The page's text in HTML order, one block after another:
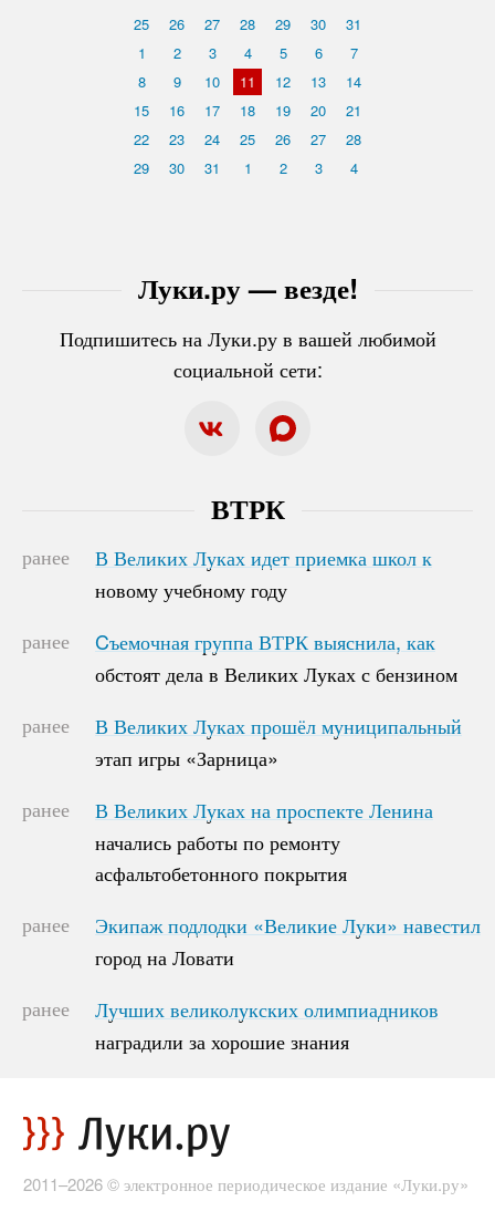
Луки.ру — везде!
Подпишитесь на Луки.ру в вашей любимой
социальной сети:
25 26 27 28 29 30
31
1
2 3 4 5 6
7
8
9 10 11 12 13
14
15
16 17 18 19 20
21
22
23 24 25 26 27
28
29
30 31 1 2 3 4
ВТРК
ранее
В Великих Луках идет приемка школ к
новому учебному году
В Великих Луках идет приемка школ к
новому учебному году
ранее
Cъемочная группа ВТРК выяснила, как
обстоят дела в Великих Луках с бензином
Cъемочная группа ВТРК выяснила, как
обстоят дела в Великих Луках с бензином
ранее
В Великих Луках прошёл муниципальный
этап игры «Зарница»
В Великих Луках прошёл муниципальный
этап игры «Зарница»
ранее
В Великих Луках на проспекте Ленина
начались работы по ремонту
асфальтобетонного покрытия
В Великих Луках на проспекте Ленина
начались работы по ремонту
асфальтобетонного покрытия
ранее
Экипаж подлодки «Великие Луки» навестил
город на Ловати
Экипаж подлодки «Великие Луки» навестил
город на Ловати
ранее
Лучших великолукских олимпиадников
наградили за хорошие знания
Лучших великолукских олимпиадников
наградили за хорошие знания
2011–2026 © электронное периодическое издание «Луки.ру»